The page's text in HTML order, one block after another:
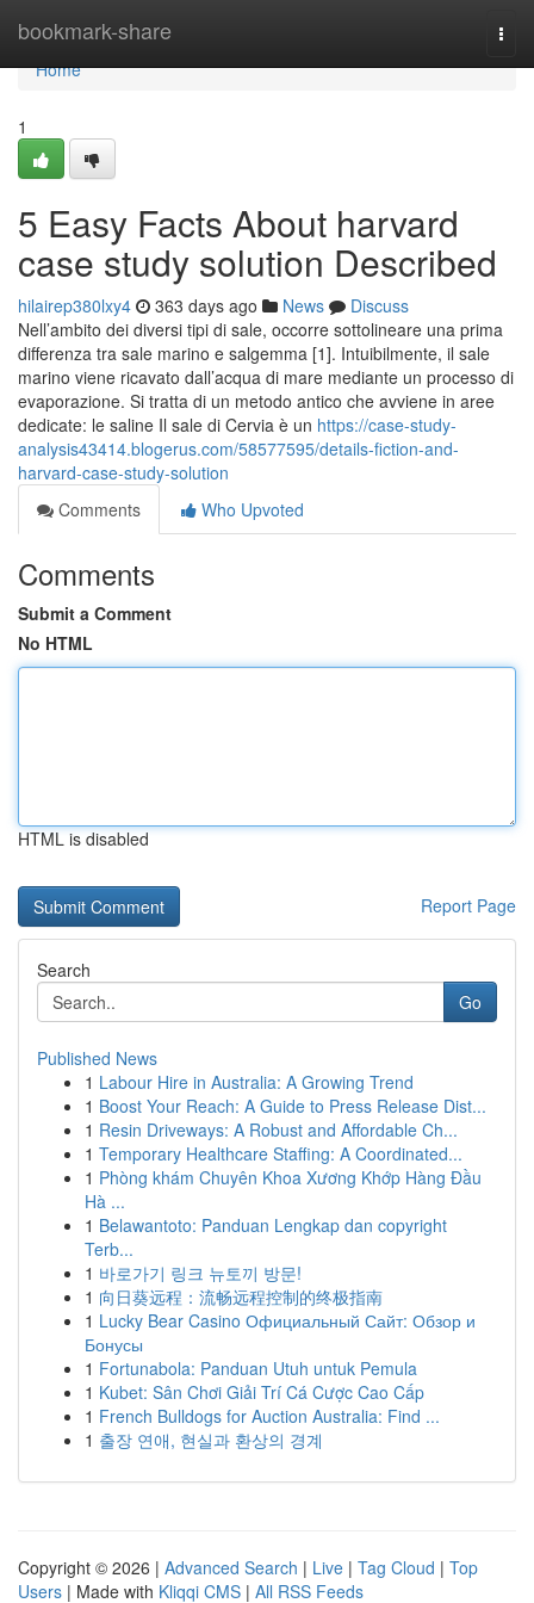
bookmark-share
Home
Home
1
5 Easy Facts About harvard
case study solution Described
hilairep380lxy4 363 days ago News
Discuss
Nell’ambito dei diversi tipi di sale, occorre sottolineare una prima
differenza tra sale marino e salgemma [1]. Intuibilmente, il sale
marino viene ricavato dall’acqua di mare mediante un processo di
evaporazione. Si tratta di un metodo antico che avviene in aree
dedicate: le saline Il sale di Cervia è un https://case-study-
analysis43414.blogerus.com/58577595/details-fiction-and-
harvard-case-study-solution
Comments
Who Upvoted
Comments
Submit a Comment
No HTML
HTML is disabled
Report Page
Search
Go
Published News
1 Labour Hire in Australia: A Growing Trend
1 Boost Your Reach: A Guide to Press Release Dist...
1 Resin Driveways: A Robust and Affordable Ch...
1 Temporary Healthcare Staffing: A Coordinated...
1 Phòng khám Chuyên Khoa Xương Khớp Hàng Đầu
Hà ...
1 Belawantoto: Panduan Lengkap dan copyright
Terb...
1 바로가기 링크 뉴토끼 방문!
1 向日葵远程：流畅远程控制的终极指南
1 Lucky Bear Casino Официальный Сайт: Обзор и
Бонусы
1 Fortunabola: Panduan Utuh untuk Pemula
1 Kubet: Sân Chơi Giải Trí Cá Cược Cao Cấp
1 French Bulldogs for Auction Australia: Find ...
1 출장 연애, 현실과 환상의 경계
Copyright © 2026 | Advanced Search | Live | Tag Cloud | Top
Users | Made with Kliqqi CMS | All RSS Feeds